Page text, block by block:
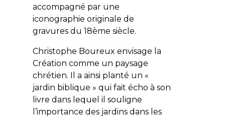
accompagné par une
iconographie originale de
gravures du 18ème siècle.
Christophe Boureux envisage la
Création comme un paysage
chrétien. Il a ainsi planté un «
jardin biblique » qui fait écho à son
livre dans lequel il souligne
l’importance des jardins dans les